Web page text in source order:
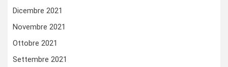
Dicembre 2021
Novembre 2021
Ottobre 2021
Settembre 2021